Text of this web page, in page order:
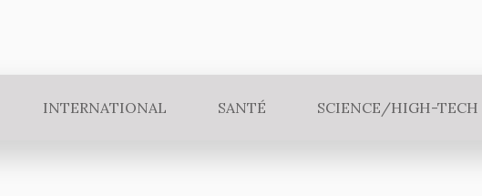
INTERNATIONAL SANTÉ SCIENCE/HIGH-TECH